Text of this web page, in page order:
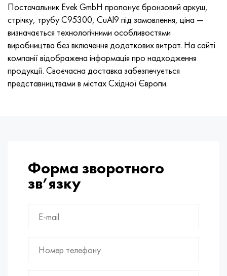
Постачальник Evek GmbH пропонує бронзовий аркуш,
стрічку, трубу C95300, CuAl9 під замовлення, ціна —
визначається технологічними особливостями
виробництва без включення додаткових витрат. На сайті
компанії відображена інформація про надходження
продукції. Своєчасна доставка забезпечується
представництвами в містах Східної Європи.
Форма зворотного
зв’язку